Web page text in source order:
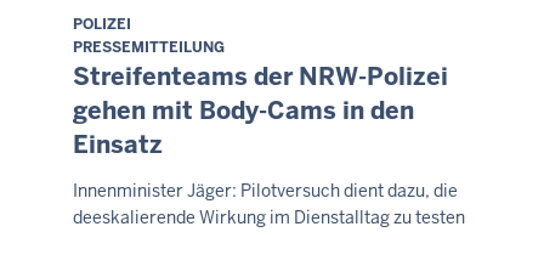
Samstag,
8.
August
2026
-
14:16
POLIZEI
PRESSEMITTEILUNG
Streifenteams der NRW-Polizei
gehen mit Body-Cams in den
Einsatz
Innenminister Jäger: Pilotversuch dient dazu, die
deeskalierende Wirkung im Dienstalltag zu testen